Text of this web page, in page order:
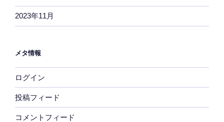
2023年11月
メタ情報
ログイン
投稿フィード
コメントフィード